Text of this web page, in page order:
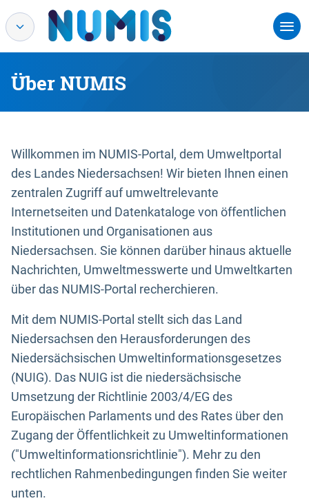
Über NUMIS
Willkommen im NUMIS-Portal, dem Umweltportal
des Landes Niedersachsen! Wir bieten Ihnen einen
zentralen Zugriff auf umweltrelevante
Internetseiten und Datenkataloge von öffentlichen
Institutionen und Organisationen aus
Niedersachsen. Sie können darüber hinaus aktuelle
Nachrichten, Umweltmesswerte und Umweltkarten
über das NUMIS-Portal recherchieren.
Mit dem NUMIS-Portal stellt sich das Land
Niedersachsen den Herausforderungen des
Niedersächsischen Umweltinformationsgesetzes
(NUIG). Das NUIG ist die niedersächsische
Umsetzung der Richtlinie 2003/4/EG des
Europäischen Parlaments und des Rates über den
Zugang der Öffentlichkeit zu Umweltinformationen
("Umweltinformationsrichtlinie"). Mehr zu den
rechtlichen Rahmenbedingungen finden Sie weiter
unten.